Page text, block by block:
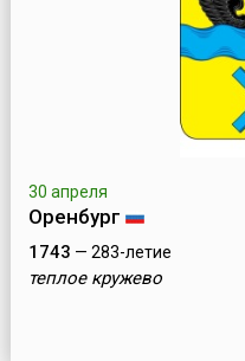
30 апреля
Оренбург
1743 — 283-летие
теплое кружево